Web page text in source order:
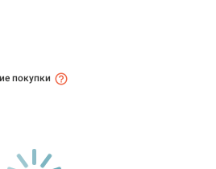
покупки